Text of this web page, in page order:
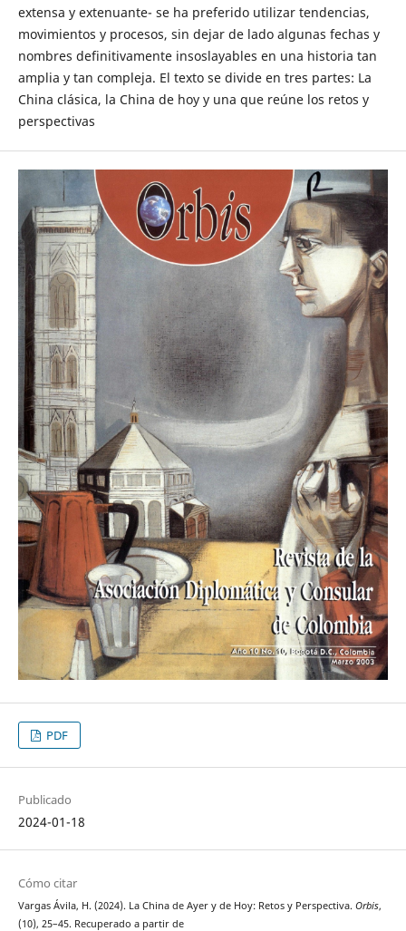
extensa y extenuante- se ha preferido utilizar tendencias,
movimientos y procesos, sin dejar de lado algunas fechas y
nombres definitivamente insoslayables en una historia tan
amplia y tan compleja. El texto se divide en tres partes: La
China clásica, la China de hoy y una que reúne los retos y
perspectivas
PDF
Publicado
2024-01-18
Cómo citar
Vargas Ávila, H. (2024). La China de Ayer y de Hoy: Retos y Perspectiva. Orbis,
(10), 25–45. Recuperado a partir de